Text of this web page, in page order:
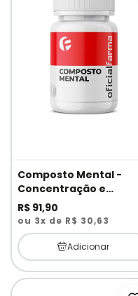
Composto Mental -
Concentração e
Memória 120 Cápsulas
R$ 91,90
ou 3x de R$ 30,63
Adicionar